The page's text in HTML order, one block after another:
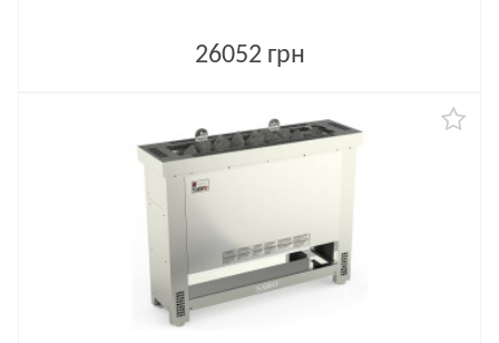
26052 грн